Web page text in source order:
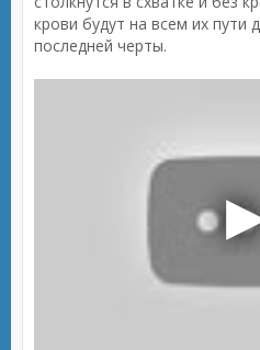
крови будут на всем их пути
последней черты.